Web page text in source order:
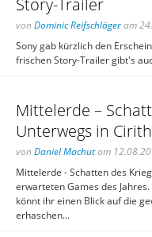
Story-Trailer
von Dominic Reifschlägeram
Sony gab kürzlich den
frischen Story-Trailer gibt's
Mittelerde –
Unterwegs in
von Daniel Machutam
Mittelerde - Schatten des
erwarteten Games des
könnt ihr einen Blick auf die
erhaschen...